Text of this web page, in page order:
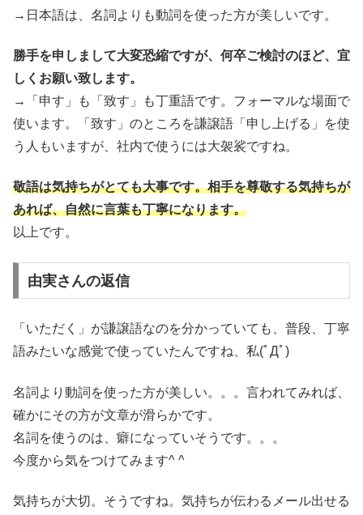
→日本語は、名詞よりも動詞を使った方が美しいです。
勝手を申しまして大変恐縮ですが、何卒ご検討のほど、宜
しくお願い致します。
→「申す」も「致す」も丁重語です。フォーマルな場面で
使います。「致す」のところを謙譲語「申し上げる」を使
う人もいますが、社内で使うには大袈裟ですね。
敬語は気持ちがとても大事です。相手を尊敬する気持ちが
あれば、自然に言葉も丁寧になります。
以上です。
由実さんの返信
「いただく」が謙譲語なのを分かっていても、普段、丁寧
語みたいな感覚で使っていたんですね、私(ﾟДﾟ)
名詞より動詞を使った方が美しい。。。言われてみれば、
確かにその方が文章が滑らかです。
名詞を使うのは、癖になっていそうです。。。
今度から気をつけてみます^ ^
気持ちが大切。そうですね。気持ちが伝わるメール出せる